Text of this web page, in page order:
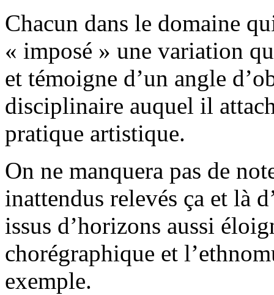
Chacun dans le domaine
« imposé » une variation
et témoigne d’un angle
disciplinaire auquel il
pratique artistique.
On ne manquera pas de
inattendus relevés ça et là
issus d’horizons aussi
chorégraphique et
exemple.